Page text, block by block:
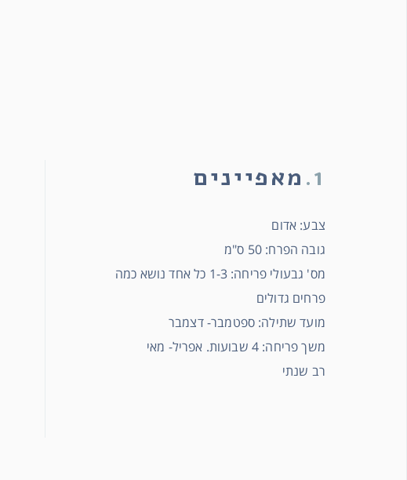
1. מאפיינים
צבע: אדום
גובה הפרח: 50 ס"מ
מס' גבעולי פריחה: 1-3 כל אחד נושא כמה
פרחים גדולים
מועד שתילה: ספטמבר- דצמבר
משך פריחה: 4 שבועות. אפריל- מאי
רב שנתי